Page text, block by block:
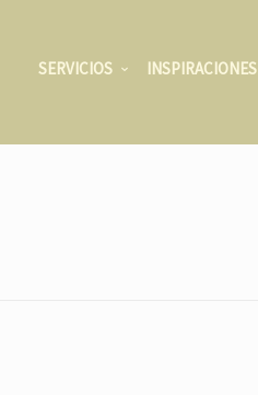
SERVICIOS INSPIRACIONES